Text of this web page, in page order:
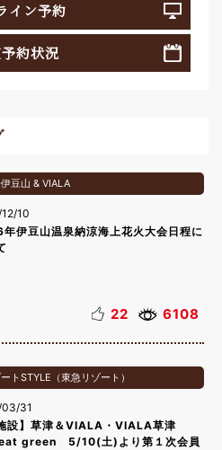
イン予約
約状況
豆山 & VIALA
10
伊豆山温泉納涼海上花火大会日程に
22 6108
トSTYLE（東急リゾート）
31
施設】草津＆VIALA・VIALA草津
green 5/10(土)より第１次会員